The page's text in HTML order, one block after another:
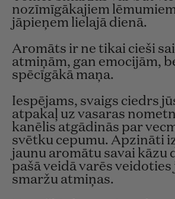
nozīmīgākajiem
jāpieņem lielajā dienā.
Aromāts ir ne tikai cieši
atmiņām, gan emocijām,
spēcīgākā maņa.
Iespējams, svaigs ciedrs
atpakaļ uz vasaras
kanēlis atgādinās par
svētku cepumu. Apzināti
jaunu aromātu savai kāzu
pašā veidā varēs veidoties
smaržu atmiņas.